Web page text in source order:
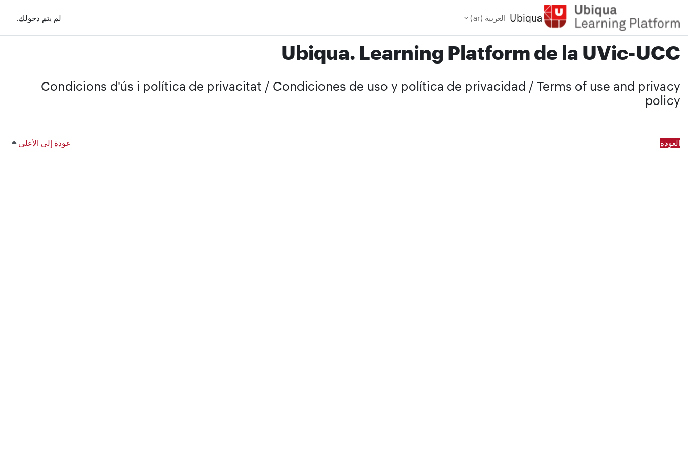
تخطى إلى المحتوى الرئيسي
Ubiqua العربية ‎(ar)‎ لم يتم دخولك.
Ubiqua. Learning Platform de la UVic-UCC
Condicions d'ús i política de privacitat / Condiciones de uso y política de privacidad / Terms of use and privacy
policy
العودة عودة إلى الأعلى